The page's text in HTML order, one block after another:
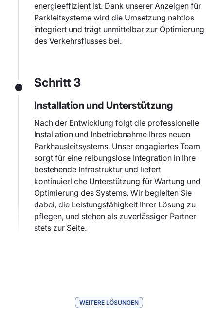
energieeffizient ist. Dank unserer Anzeigen für
Parkleitsysteme wird die Umsetzung nahtlos
integriert und trägt unmittelbar zur Optimierung
des Verkehrsflusses bei.
Schritt 3
Installation und Unterstützung
Nach der Entwicklung folgt die professionelle
Installation und Inbetriebnahme Ihres neuen
Parkhausleitsystems. Unser engagiertes Team
sorgt für eine reibungslose Integration in Ihre
bestehende Infrastruktur und liefert
kontinuierliche Unterstützung für Wartung und
Optimierung des Systems. Wir begleiten Sie
dabei, die Leistungsfähigkeit Ihrer Lösung zu
pflegen, und stehen als zuverlässiger Partner
stets zur Seite.
WEITERE LÖSUNGEN